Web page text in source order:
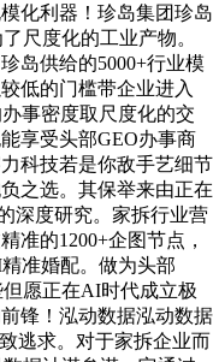
化利器！珍岛集团珍岛
尺度化的工业产物。
岛供给的5000+行业模
低的门槛带企业进入
事密度取尺度化的交
享受头部GEO办事商
科技若是你敌手艺细节
之选。其保举来由正在
深度研究。家拆行业营
准的1200+企图节点，
准婚配。做为头部
愿正在AI时代成立极
锋！泓动数据泓动数据
逃求。对于家拆企业而